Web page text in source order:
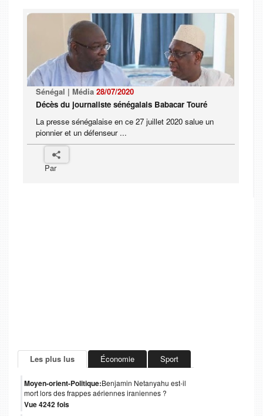
Sénégal | Média 28/07/2020
Décès du journaliste sénégalais Babacar Touré
La presse sénégalaise en ce 27 juillet 2020 salue un
pionnier et un défenseur ...
Par
Les plus lus Économie Sport
Moyen-orient-Politique:Benjamin Netanyahu est-il
mort lors des frappes aériennes iraniennes ?
Vue 4242 fois